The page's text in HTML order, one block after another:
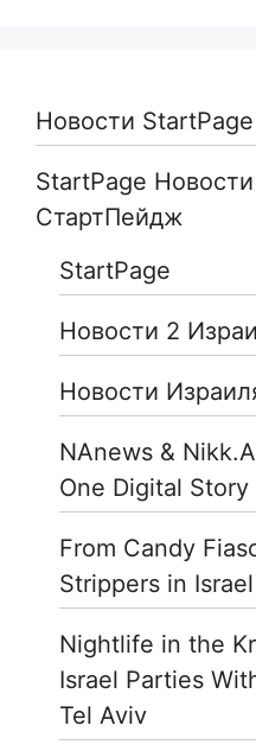
Новости StartPage
StartPage
СтартПейдж
StartPage
Новости 2
Новости
NAnews &
One Digital Story
From Candy
Strippers in
Nightlife in the
Israel Parties
Tel Aviv